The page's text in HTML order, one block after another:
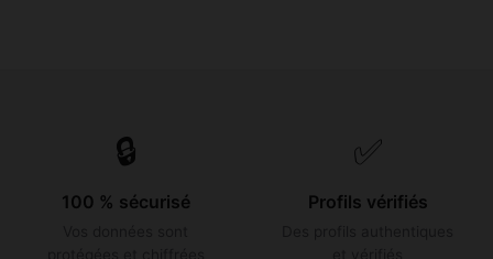
🔒
100 % sécurisé
✅
Profils vérifiés